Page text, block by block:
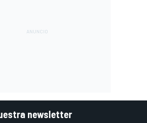
newsletter